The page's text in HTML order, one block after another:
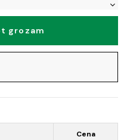
grozam
Cena